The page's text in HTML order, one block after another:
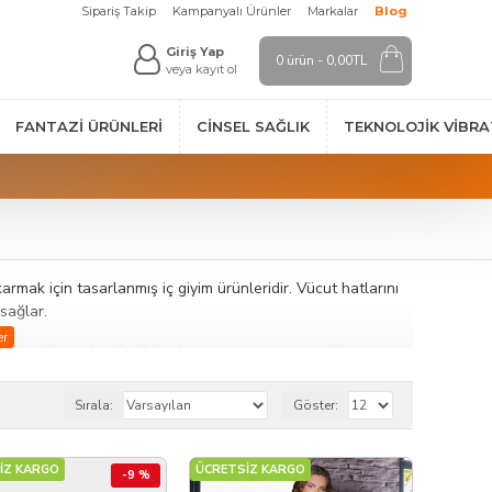
Sipariş Takip Kampanyalı Ürünler Markalar Blog
Giriş Yap
veya kayıt ol
0 ürün - 0,00TL
FANTAZI ÜRÜNLERI CINSEL SAĞLIK TEKNOLOJIK
için tasarlanmış iç giyim ürünleridir. Vücut hatlarını
olup farklı beden ve tasarım seçenekleri sunar.
için ideal bir tercihtir. Kaliteli malzeme ve özenli
Sırala: Göster:
KARGO -9 % ÜCRETSİZ KARGO